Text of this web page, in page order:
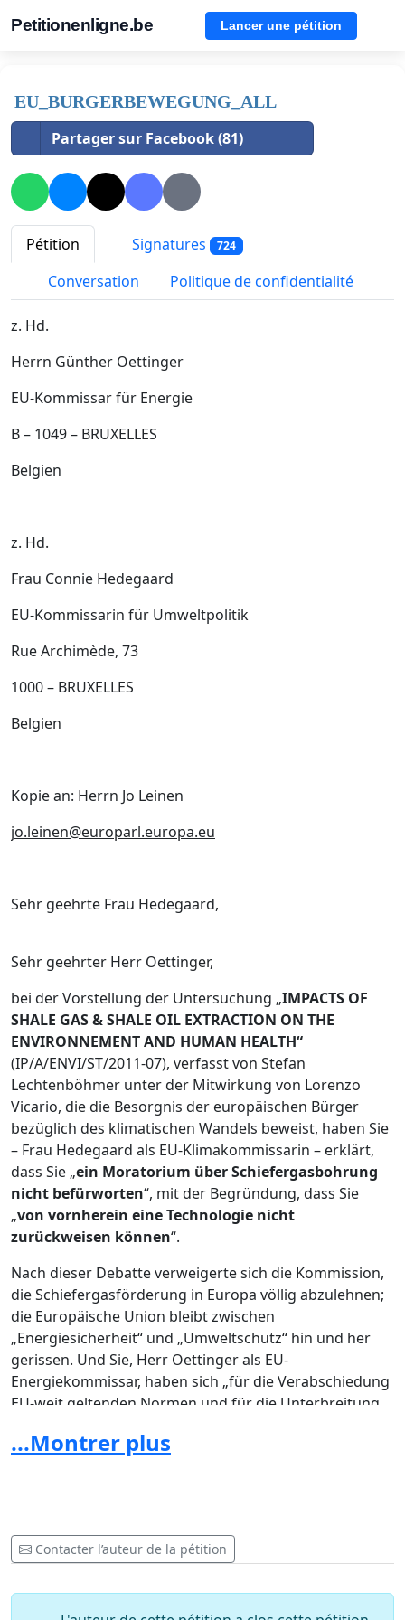
Petitionenligne.be Lancer une pétition
EU_BURGERBEWEGUNG_ALL
Partager sur Facebook (81)
Pétition Signatures 724
Conversation Politique de confidentialité
z. Hd.
Herrn Günther Oettinger
EU-Kommissar für Energie
B – 1049 – BRUXELLES
Belgien
z. Hd.
Frau Connie Hedegaard
EU-Kommissarin für Umweltpolitik
Rue Archimède, 73
1000 – BRUXELLES
Belgien
Kopie an: Herrn Jo Leinen
jo.leinen@europarl.europa.eu
Sehr geehrte Frau Hedegaard,
Sehr geehrter Herr Oettinger,
bei der Vorstellung der Untersuchung „IMPACTS OF
SHALE GAS & SHALE OIL EXTRACTION ON THE
ENVIRONNEMENT AND HUMAN HEALTH“
(IP/A/ENVI/ST/2011-07), verfasst von Stefan
Lechtenböhmer unter der Mitwirkung von Lorenzo
Vicario, die die Besorgnis der europäischen Bürger
bezüglich des klimatischen Wandels beweist, haben Sie
– Frau Hedegaard als EU-Klimakommissarin – erklärt,
dass Sie „ein Moratorium über Schiefergasbohrung
nicht befürworten“, mit der Begründung, dass Sie
„von vornherein eine Technologie nicht
zurückweisen können“.
Nach dieser Debatte verweigerte sich die Kommission,
die Schiefergasförderung in Europa völlig abzulehnen;
die Europäische Union bleibt zwischen
„Energiesicherheit“ und „Umweltschutz“ hin und her
gerissen. Und Sie, Herr Oettinger als EU-
Energiekommissar, haben sich „für die Verabschiedung
EU-weit geltenden Normen und für die Unterbreitung
ausgesprochen“.
gerade gegen eine neue gesetzliche EU-weite Regelung
bei der Förderung von Gas und Öl aus Schiefergestein
ausgesprochen hat.
...Montrer plus
Contacter l’auteur de la pétition